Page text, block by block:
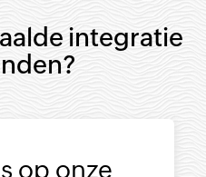
integratie
op onze